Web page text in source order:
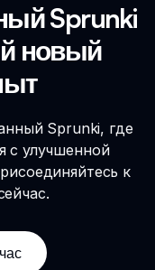
Sprunki
новый
Sprunki, где
с улучшенной
к